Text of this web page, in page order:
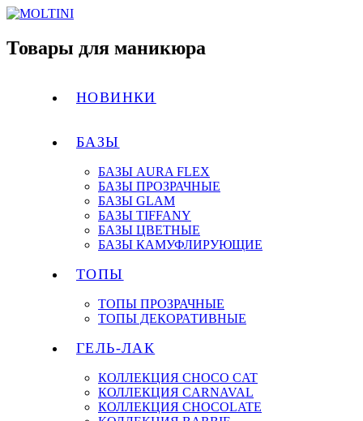
Товары для маникюра
НОВИНКИ
БАЗЫ
БАЗЫ AURA FLEX
БАЗЫ ПРОЗРАЧНЫЕ
БАЗЫ GLAM
БАЗЫ TIFFANY
БАЗЫ ЦВЕТНЫЕ
БАЗЫ КАМУФЛИРУЮЩИЕ
ТОПЫ
ТОПЫ ПРОЗРАЧНЫЕ
ТОПЫ ДЕКОРАТИВНЫЕ
ГЕЛЬ-ЛАК
КОЛЛЕКЦИЯ CHOCO CAT
КОЛЛЕКЦИЯ CARNAVAL
КОЛЛЕКЦИЯ CHOCOLATE